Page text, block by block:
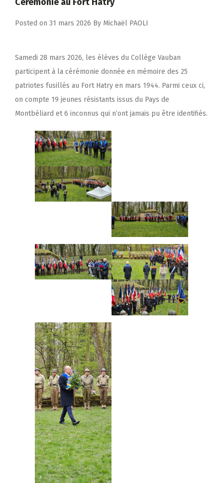
Posted on 31 mars 2026 By Michaël PAOLI
Samedi 28 mars 2026, les élèves du Collège Vauban
participent à la cérémonie donnée en mémoire des 25
patriotes fusillés au Fort Hatry en mars 1944. Parmi ceux ci,
on compte 19 jeunes résistants issus du Pays de
Montbéliard et 6 inconnus qui n’ont jamais pu être identifiés.